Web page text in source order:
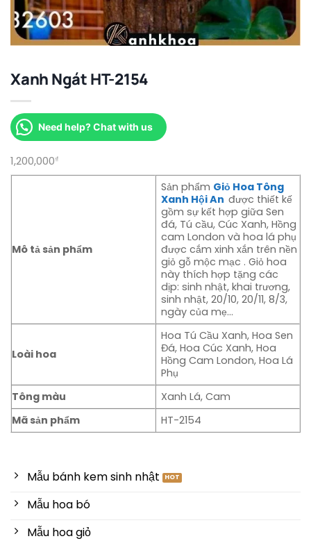
Xanh Ngát HT-2154
Need help? Chat with us
1,200,000₫
Mô tả sản phẩm
Sản phẩm Giỏ Hoa Tông
Xanh Hội Anđược thiết kế
gồm sự kết hợp giữa Sen
đá, Tú cầu, Cúc Xanh, Hồng
cam London và hoa lá phụ
được cắm xinh xắn trên nền
giỏ gỗ mộc mạc . Giỏ hoa
này thích hợp tặng các
dịp: sinh nhật, khai trương,
sinh nhật, 20/10, 20/11, 8/3,
ngày của mẹ…
Loài hoa
Hoa Tú Cầu Xanh, Hoa Sen
Đá, Hoa Cúc Xanh, Hoa
Hồng Cam London, Hoa Lá
Phụ
Tông màu
Xanh Lá, Cam
Mã sản phẩm
HT-2154
Mẫu bánh kem sinh nhật
Mẫu hoa bó
Mẫu hoa giỏ